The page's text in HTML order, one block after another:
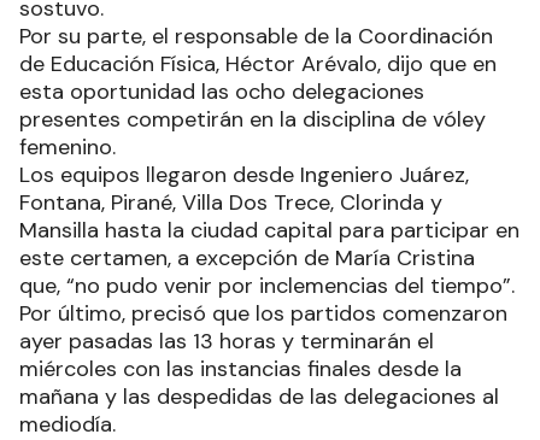
sostuvo.
Por su parte, el responsable de la Coordinación
de Educación Física, Héctor Arévalo, dijo que en
esta oportunidad las ocho delegaciones
presentes competirán en la disciplina de vóley
femenino.
Los equipos llegaron desde Ingeniero Juárez,
Fontana, Pirané, Villa Dos Trece, Clorinda y
Mansilla hasta la ciudad capital para participar en
este certamen, a excepción de María Cristina
que, “no pudo venir por inclemencias del tiempo”.
Por último, precisó que los partidos comenzaron
ayer pasadas las 13 horas y terminarán el
miércoles con las instancias finales desde la
mañana y las despedidas de las delegaciones al
mediodía.